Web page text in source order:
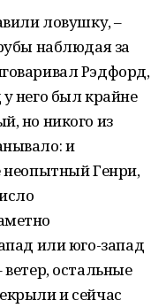
ловушку, –
наблюдая за
Рэдфорд,
него был крайне
но никого из
и
Генри,
или юго-запад
остальные
и сейчас